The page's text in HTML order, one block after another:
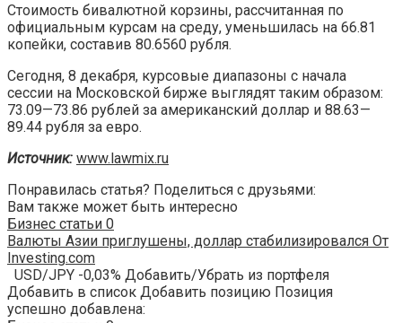
Стоимость бивалютной корзины, рассчитанная по
официальным курсам на среду, уменьшилась на 66.81
копейки, составив 80.6560 рубля.
Сегодня, 8 декабря, курсовые диапазоны с начала
сессии на Московской бирже выглядят таким образом:
73.09—73.86 рублей за американский доллар и 88.63—
89.44 рубля за евро.
Источник: www.lawmix.ru
Понравилась статья? Поделиться с друзьями:
Вам также может быть интересно
Бизнес статьи 0
Валюты Азии приглушены, доллар стабилизировался От
Investing.com
USD/JPY -0,03% Добавить/Убрать из портфеля
Добавить в список Добавить позицию Позиция
успешно добавлена: